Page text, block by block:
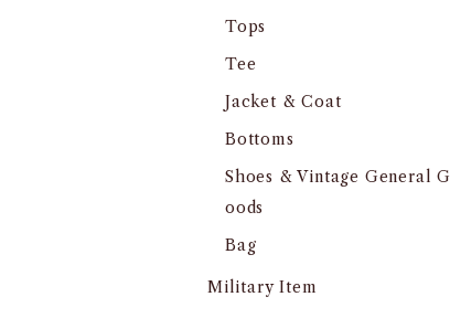
Tops
Tee
Jacket & Coat
Bottoms
Shoes & Vintage General G
oods
Bag
Military Item